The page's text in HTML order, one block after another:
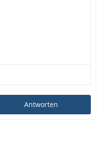
Antworten